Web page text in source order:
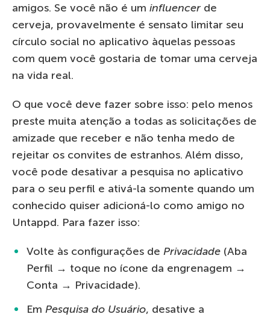
amigos. Se você não é um influencer de
cerveja, provavelmente é sensato limitar seu
círculo social no aplicativo àquelas pessoas
com quem você gostaria de tomar uma cerveja
na vida real.
O que você deve fazer sobre isso: pelo menos
preste muita atenção a todas as solicitações de
amizade que receber e não tenha medo de
rejeitar os convites de estranhos. Além disso,
você pode desativar a pesquisa no aplicativo
para o seu perfil e ativá-la somente quando um
conhecido quiser adicioná-lo como amigo no
Untappd. Para fazer isso:
Volte às configurações de Privacidade (Aba
Perfil → toque no ícone da engrenagem →
Conta → Privacidade).
Em Pesquisa do Usuário, desative a